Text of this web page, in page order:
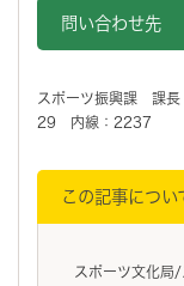
問い合わせ先
スポーツ振興課 課
29 内線：2237
この記事につ
スポーツ文化